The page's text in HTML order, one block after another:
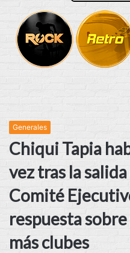
Generales
Chiqui Tapia
vez tras la
Comité
respuesta
más clubes